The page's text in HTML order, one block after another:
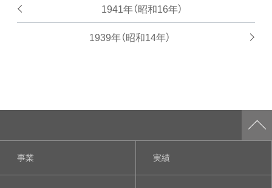
1941年（昭和16年）
1939年（昭和14年）
事業 実績